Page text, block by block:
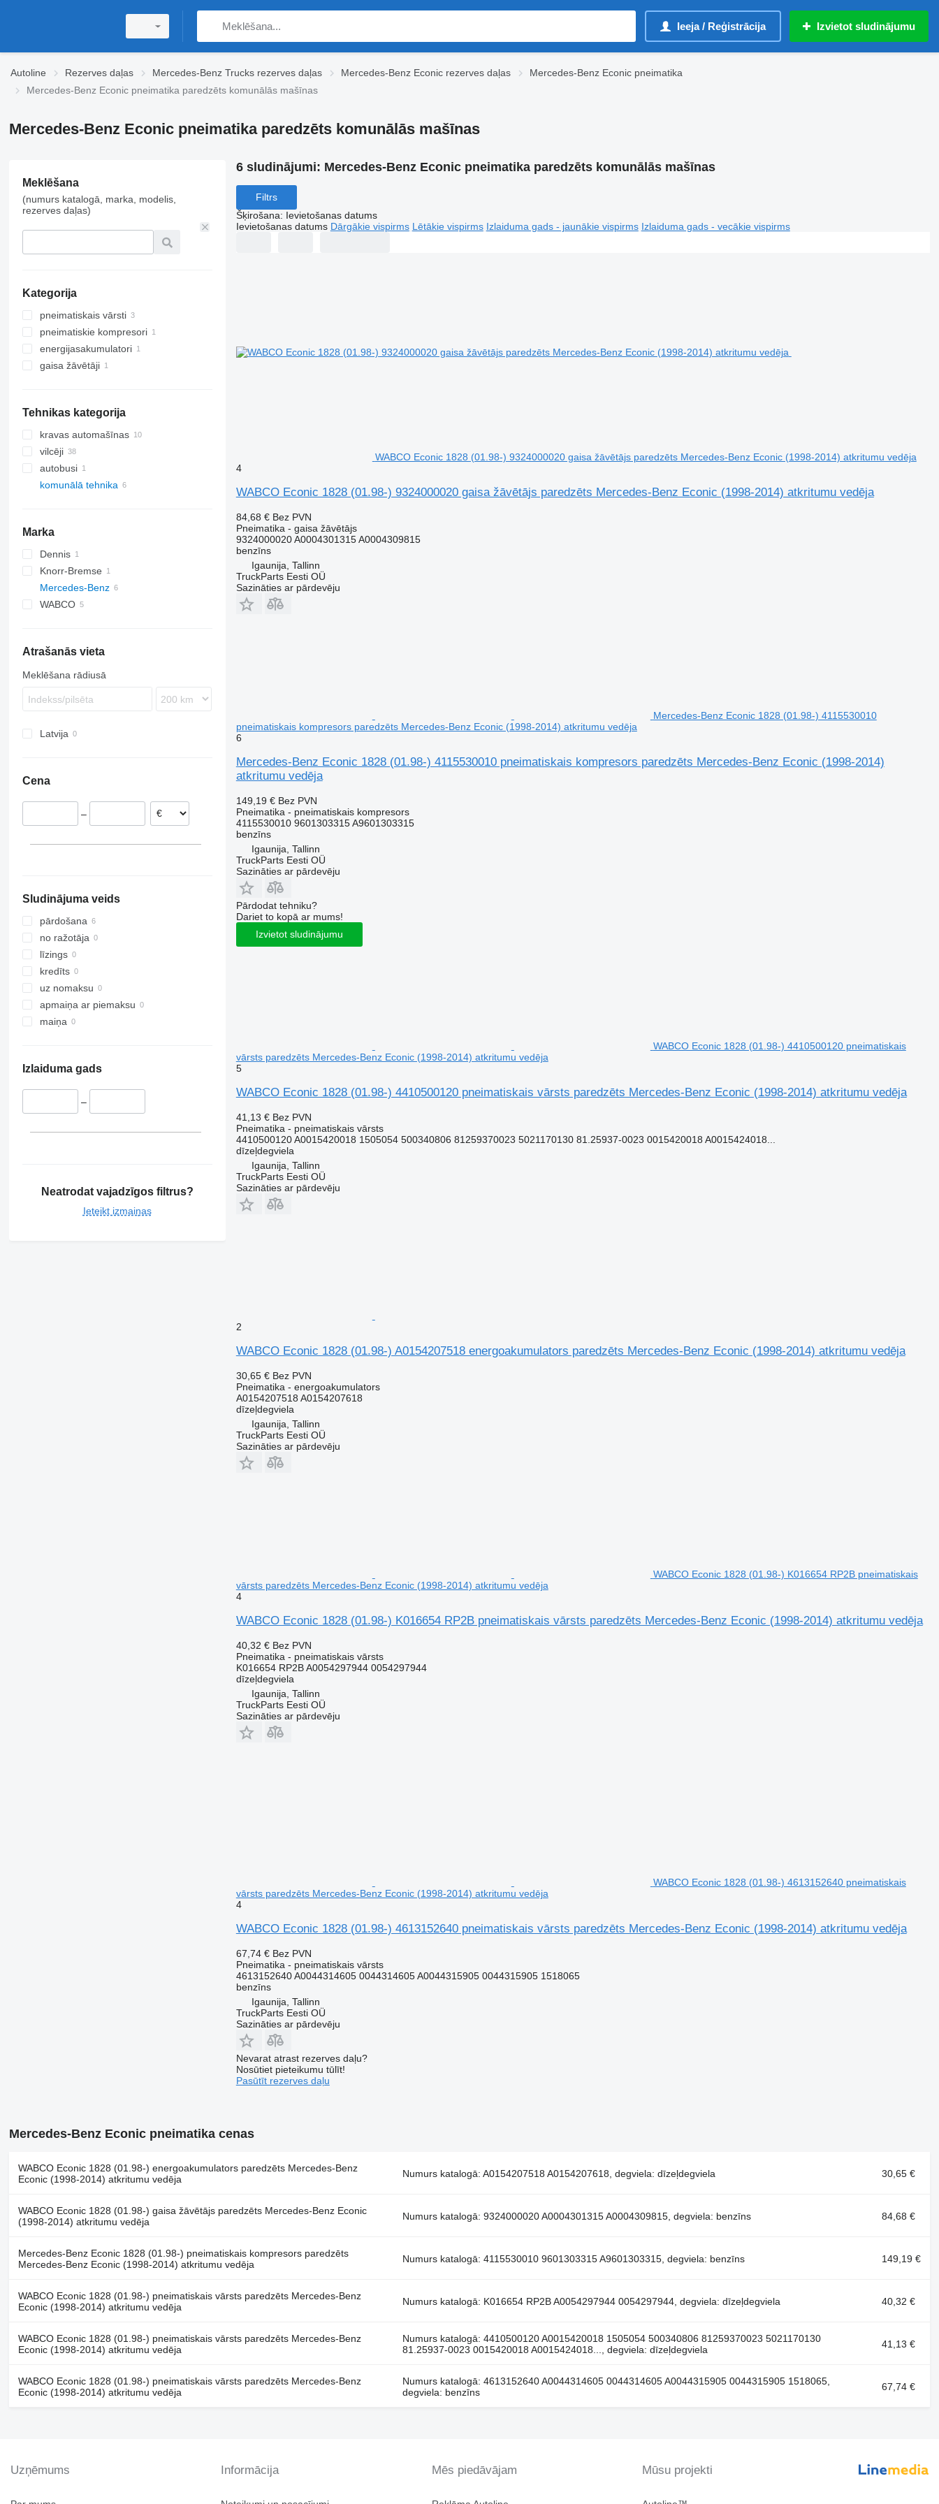
Ieeja / Reģistrācija Izvietot sludinājumu
Autoline Rezerves daļas Mercedes-Benz Trucks rezerves daļas Mercedes-Benz Econic rezerves daļas
Mercedes-Benz Econic pneimatika
Mercedes-Benz Econic pneimatika paredzēts komunālās mašīnas
Mercedes-Benz Econic pneimatika paredzēts komunālās mašīnas
Meklēšana
(numurs katalogā, marka, modelis,
rezerves daļas)
Kategorija
pneimatiskais vārsti
pneimatiskie kompresori
energijasakumulatori
gaisa žāvētāji
Tehnikas kategorija
kravas automašīnas
vilcēji
autobusi
komunālā tehnika
Marka
Dennis
Knorr-Bremse
Mercedes-Benz
Econic
WABCO
Atrašanās vieta
Meklēšana rādiusā
Latvija
Cena
–
Sludinājuma veids
pārdošana
no ražotāja
līzings
kredīts
uz nomaksu
apmaiņa ar piemaksu
maiņa
Izlaiduma gads
–
Neatrodat vajadzīgos filtrus?
Ieteikt izmaiņas
6 sludinājumi: Mercedes-Benz Econic pneimatika paredzēts komunālās mašīnas
Filtrs
Šķirošana: Ievietošanas datums
Ievietošanas datums Dārgākie vispirms Lētākie vispirms Izlaiduma gads - jaunākie vispirms Izlaiduma gads - vecākie vispirms
WABCO Econic 1828 (01.98-) 9324000020 gaisa žāvētājs paredzēts Mercedes-Benz Econic (1998-2014) atkritumu vedēja
4
WABCO Econic 1828 (01.98-) 9324000020 gaisa žāvētājs paredzēts Mercedes-Benz Econic (1998-2014) atkritumu vedēja
84,68 € Bez PVN
Pneimatika - gaisa žāvētājs
9324000020 A0004301315 A0004309815
benzīns
Igaunija, Tallinn
TruckParts Eesti OÜ
Sazināties ar pārdevēju
Mercedes-Benz Econic 1828 (01.98-) 4115530010
pneimatiskais kompresors paredzēts Mercedes-Benz Econic (1998-2014) atkritumu vedēja
6
Mercedes-Benz Econic 1828 (01.98-) 4115530010 pneimatiskais kompresors paredzēts Mercedes-Benz Econic (1998-2014)
atkritumu vedēja
149,19 € Bez PVN
Pneimatika - pneimatiskais kompresors
4115530010 9601303315 A9601303315
benzīns
Igaunija, Tallinn
TruckParts Eesti OÜ
Sazināties ar pārdevēju
Pārdodat tehniku?
Dariet to kopā ar mums!
Izvietot sludinājumu
WABCO Econic 1828 (01.98-) 4410500120 pneimatiskais
vārsts paredzēts Mercedes-Benz Econic (1998-2014) atkritumu vedēja
5
WABCO Econic 1828 (01.98-) 4410500120 pneimatiskais vārsts paredzēts Mercedes-Benz Econic (1998-2014) atkritumu vedēja
41,13 € Bez PVN
Pneimatika - pneimatiskais vārsts
4410500120 A0015420018 1505054 500340806 81259370023 5021170130 81.25937-0023 0015420018 A0015424018...
dīzeļdegviela
Igaunija, Tallinn
TruckParts Eesti OÜ
Sazināties ar pārdevēju
2
WABCO Econic 1828 (01.98-) A0154207518 energoakumulators paredzēts Mercedes-Benz Econic (1998-2014) atkritumu vedēja
30,65 € Bez PVN
Pneimatika - energoakumulators
A0154207518 A0154207618
dīzeļdegviela
Igaunija, Tallinn
TruckParts Eesti OÜ
Sazināties ar pārdevēju
WABCO Econic 1828 (01.98-) K016654 RP2B pneimatiskais
vārsts paredzēts Mercedes-Benz Econic (1998-2014) atkritumu vedēja
4
WABCO Econic 1828 (01.98-) K016654 RP2B pneimatiskais vārsts paredzēts Mercedes-Benz Econic (1998-2014) atkritumu vedēja
40,32 € Bez PVN
Pneimatika - pneimatiskais vārsts
K016654 RP2B A0054297944 0054297944
dīzeļdegviela
Igaunija, Tallinn
TruckParts Eesti OÜ
Sazināties ar pārdevēju
WABCO Econic 1828 (01.98-) 4613152640 pneimatiskais
vārsts paredzēts Mercedes-Benz Econic (1998-2014) atkritumu vedēja
4
WABCO Econic 1828 (01.98-) 4613152640 pneimatiskais vārsts paredzēts Mercedes-Benz Econic (1998-2014) atkritumu vedēja
67,74 € Bez PVN
Pneimatika - pneimatiskais vārsts
4613152640 A0044314605 0044314605 A0044315905 0044315905 1518065
benzīns
Igaunija, Tallinn
TruckParts Eesti OÜ
Sazināties ar pārdevēju
Nevarat atrast rezerves daļu?
Nosūtiet pieteikumu tūlīt!
Pasūtīt rezerves daļu
Mercedes-Benz Econic pneimatika cenas
WABCO Econic 1828 (01.98-) energoakumulators paredzēts Mercedes-Benz
Econic (1998-2014) atkritumu vedēja
Numurs katalogā: A0154207518 A0154207618, degviela: dīzeļdegviela 30,65 €
WABCO Econic 1828 (01.98-) gaisa žāvētājs paredzēts Mercedes-Benz Econic
(1998-2014) atkritumu vedēja
Numurs katalogā: 9324000020 A0004301315 A0004309815, degviela: benzīns 84,68 €
Mercedes-Benz Econic 1828 (01.98-) pneimatiskais kompresors paredzēts
Mercedes-Benz Econic (1998-2014) atkritumu vedēja
Numurs katalogā: 4115530010 9601303315 A9601303315, degviela: benzīns 149,19 €
WABCO Econic 1828 (01.98-) pneimatiskais vārsts paredzēts Mercedes-Benz
Econic (1998-2014) atkritumu vedēja
Numurs katalogā: K016654 RP2B A0054297944 0054297944, degviela: dīzeļdegviela 40,32 €
WABCO Econic 1828 (01.98-) pneimatiskais vārsts paredzēts Mercedes-Benz
Econic (1998-2014) atkritumu vedēja
Numurs katalogā: 4410500120 A0015420018 1505054 500340806 81259370023 5021170130
81.25937-0023 0015420018 A0015424018..., degviela: dīzeļdegviela
41,13 €
WABCO Econic 1828 (01.98-) pneimatiskais vārsts paredzēts Mercedes-Benz
Econic (1998-2014) atkritumu vedēja
Numurs katalogā: 4613152640 A0044314605 0044314605 A0044315905 0044315905 1518065,
degviela: benzīns
67,74 €
Uzņēmums Informācija Mēs piedāvājam Mūsu projekti